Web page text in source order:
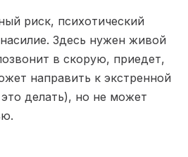
риск, психотический
Здесь нужен живой
в скорую, приедет,
направить к экстренной
делать), но не может